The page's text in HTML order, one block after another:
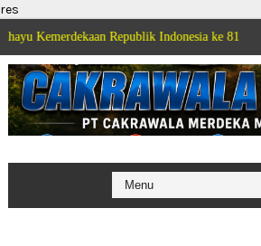
res
Republik Indonesia ke 81